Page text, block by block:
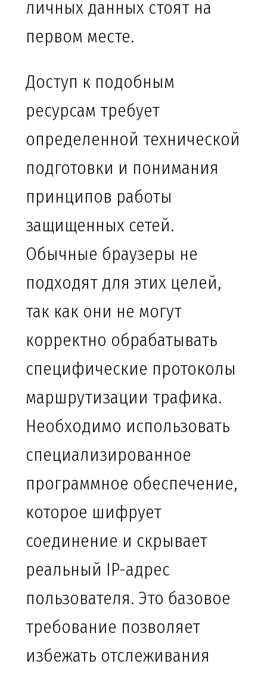
личных данных стоят на
первом месте.
Доступ к подобным
ресурсам требует
определенной технической
подготовки и понимания
принципов работы
защищенных сетей.
Обычные браузеры не
подходят для этих целей,
так как они не могут
корректно обрабатывать
специфические протоколы
маршрутизации трафика.
Необходимо использовать
специализированное
программное обеспечение,
которое шифрует
соединение и скрывает
реальный IP-адрес
пользователя. Это базовое
требование позволяет
избежать отслеживания